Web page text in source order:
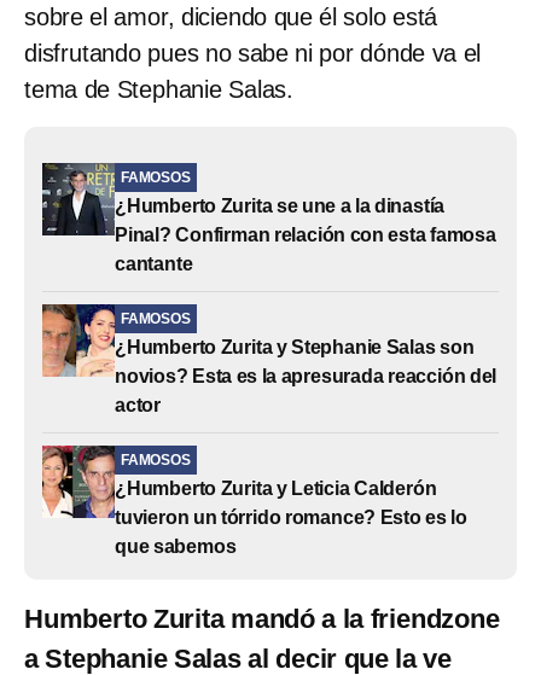
sobre el amor, diciendo que él solo está
disfrutando pues no sabe ni por dónde va el
tema de Stephanie Salas.
FAMOSOS
¿Humberto Zurita se une a la dinastía
Pinal? Confirman relación con esta famosa
cantante
FAMOSOS
¿Humberto Zurita y Stephanie Salas son
novios? Esta es la apresurada reacción del
actor
FAMOSOS
¿Humberto Zurita y Leticia Calderón
tuvieron un tórrido romance? Esto es lo
que sabemos
Humberto Zurita mandó a la friendzone
a Stephanie Salas al decir que la ve